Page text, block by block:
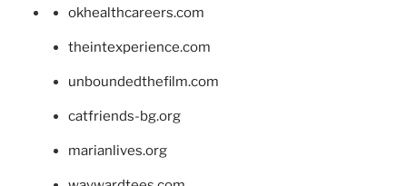
okhealthcareers.com
theintexperience.com
unboundedthefilm.com
catfriends-bg.org
marianlives.org